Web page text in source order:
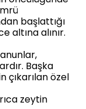
başlattığı
altına alınır.
Başka
çıkarılan özel
zeytin